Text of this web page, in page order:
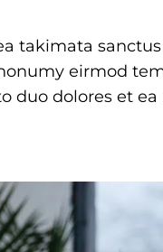
takimata
eirmod
duo dolores et